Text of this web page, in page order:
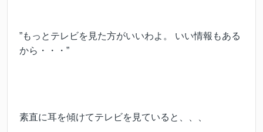
”もっとテレビを見た方がいいわよ。 いい情報もある
から・・・”
素直に耳を傾けてテレビを見ていると、、、